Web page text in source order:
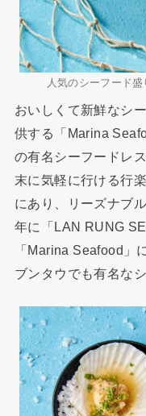
人気のシーフード
おいしくて新鮮なシ
供する「Marina
の有名シーフードレ
末に気軽に行ける行
にあり、リーズナブ
年に「LAN RUNG
「Marina Seafood」
ブンタウでも有名な